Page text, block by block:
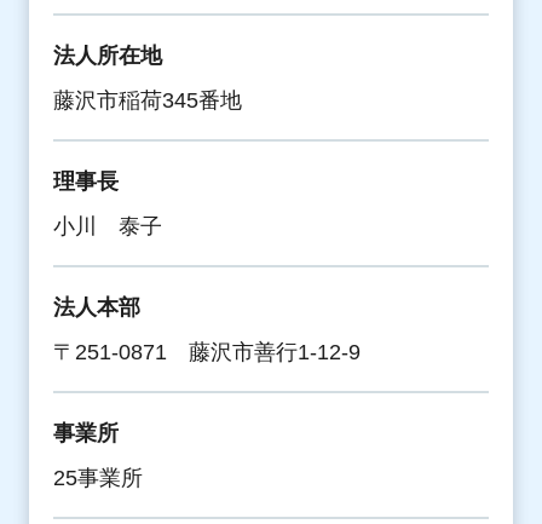
法人所在地
藤沢市稲荷345番地
理事長
小川 泰子
法人本部
〒251-0871 藤沢市善行1-12-9
事業所
25事業所